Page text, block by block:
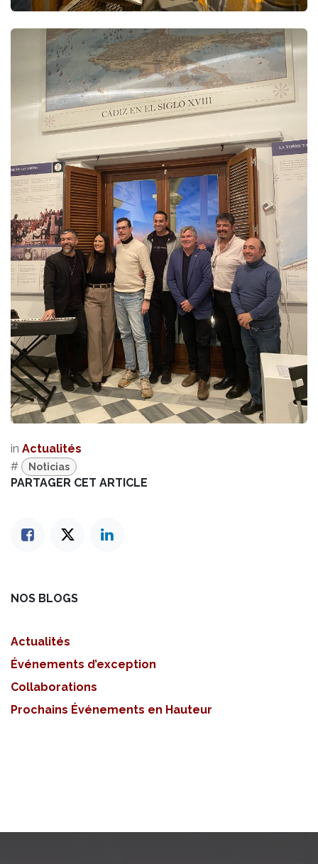
in Actualités
#
Noticias
PARTAGER CET ARTICLE
NOS BLOGS
Actualités
Événements d’exception
Collaborations
Prochains Événements en Hauteur